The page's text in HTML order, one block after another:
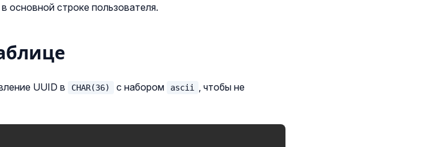
основной строке пользователя.
UUID в CHAR(36) с набором ascii
, чтобы не